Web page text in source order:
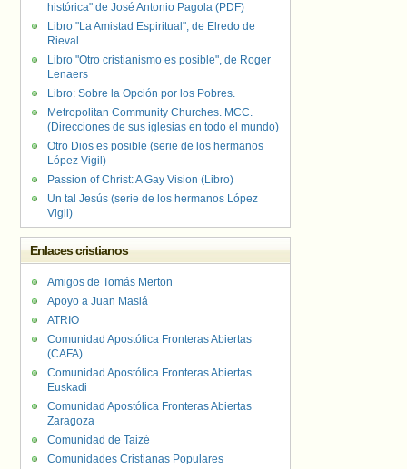
histórica" de José Antonio Pagola (PDF)
Libro "La Amistad Espiritual", de Elredo de
Rieval.
Libro "Otro cristianismo es posible", de Roger
Lenaers
Libro: Sobre la Opción por los Pobres.
Metropolitan Community Churches. MCC.
(Direcciones de sus iglesias en todo el mundo)
Otro Dios es posible (serie de los hermanos
López Vigil)
Passion of Christ: A Gay Vision (Libro)
Un tal Jesús (serie de los hermanos López
Vigil)
Enlaces cristianos
Amigos de Tomás Merton
Apoyo a Juan Masiá
ATRIO
Comunidad Apostólica Fronteras Abiertas
(CAFA)
Comunidad Apostólica Fronteras Abiertas
Euskadi
Comunidad Apostólica Fronteras Abiertas
Zaragoza
Comunidad de Taizé
Comunidades Cristianas Populares